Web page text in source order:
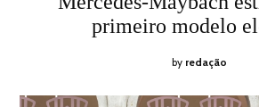
primeiro modelo
by redação